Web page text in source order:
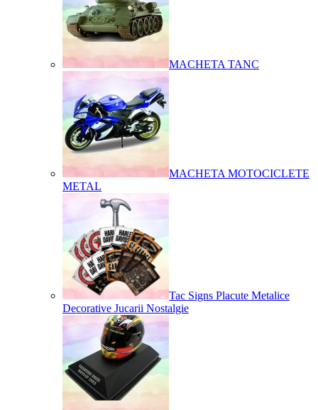
MACHETA TANC
MACHETA MOTOCICLETE
METAL
Tac Signs Placute Metalice
Decorative Jucarii Nostalgie